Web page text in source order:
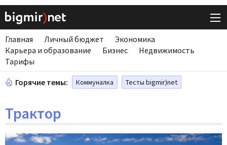
Главная Личный бюджет
Экономика
Карьера и образование
Бизнес
Недвижимость
Тарифы
Горячие темы: Коммуналка Тесты bigmir)net
Трактор